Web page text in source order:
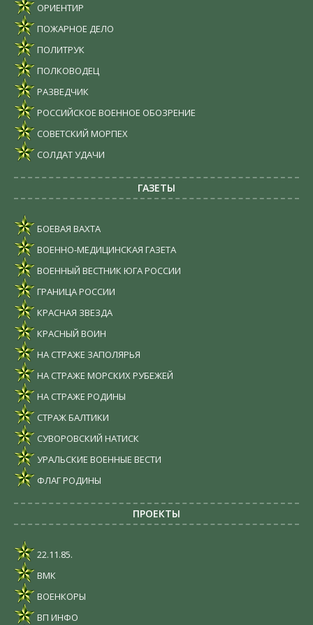
ОРИЕНТИР
ПОЖАРНОЕ ДЕЛО
ПОЛИТРУК
ПОЛКОВОДЕЦ
РАЗВЕДЧИК
РОССИЙСКОЕ ВОЕННОЕ ОБОЗРЕНИЕ
СОВЕТСКИЙ МОРПЕХ
СОЛДАТ УДАЧИ
ГАЗЕТЫ
БОЕВАЯ ВАХТА
ВОЕННО-МЕДИЦИНСКАЯ ГАЗЕТА
ВОЕННЫЙ ВЕСТНИК ЮГА РОССИИ
ГРАНИЦА РОССИИ
КРАСНАЯ ЗВЕЗДА
КРАСНЫЙ ВОИН
НА СТРАЖЕ ЗАПОЛЯРЬЯ
НА СТРАЖЕ МОРСКИХ РУБЕЖЕЙ
НА СТРАЖЕ РОДИНЫ
СТРАЖ БАЛТИКИ
СУВОРОВСКИЙ НАТИСК
УРАЛЬСКИЕ ВОЕННЫЕ ВЕСТИ
ФЛАГ РОДИНЫ
ПРОЕКТЫ
22.11.85.
ВМК
ВОЕНКОРЫ
ВП ИНФО